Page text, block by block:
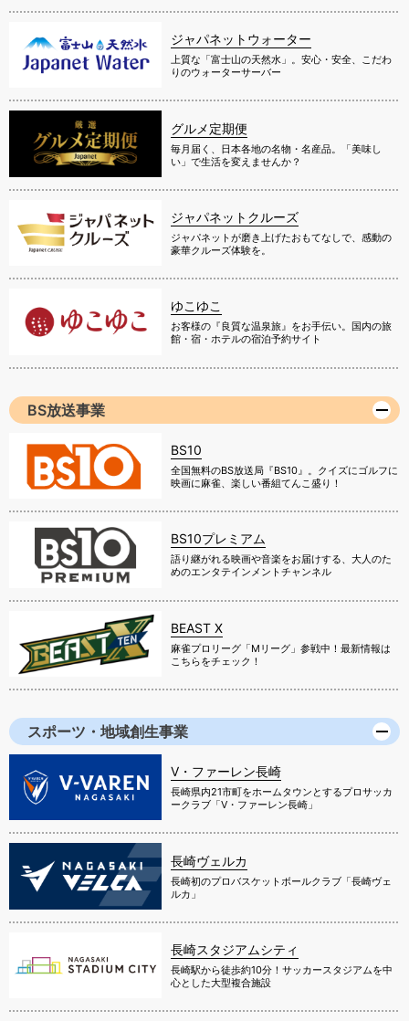
ジャパネットウォーター
上質な「富士山の天然水」。安心・安全、こだわ
りのウォーターサーバー
グルメ定期便
毎月届く、日本各地の名物・名産品。「美味し
い」で生活を変えませんか？
ジャパネットクルーズ
ジャパネットが磨き上げたおもてなしで、感動の
豪華クルーズ体験を。
ゆこゆこ
お客様の『良質な温泉旅』をお手伝い。国内の旅
館・宿・ホテルの宿泊予約サイト
BS放送事業
BS10
全国無料のBS放送局『BS10』。クイズにゴルフに
映画に麻雀、楽しい番組てんこ盛り！
BS10プレミアム
語り継がれる映画や音楽をお届けする、大人のた
めのエンタテインメントチャンネル
BEAST X
麻雀プロリーグ「Mリーグ」参戦中！最新情報は
こちらをチェック！
スポーツ・地域創生事業
V・ファーレン長崎
長崎県内21市町をホームタウンとするプロサッカ
ークラブ「V・ファーレン長崎」
長崎ヴェルカ
長崎初のプロバスケットボールクラブ「長崎ヴェ
ルカ」
長崎スタジアムシティ
長崎駅から徒歩約10分！サッカースタジアムを中
心とした大型複合施設